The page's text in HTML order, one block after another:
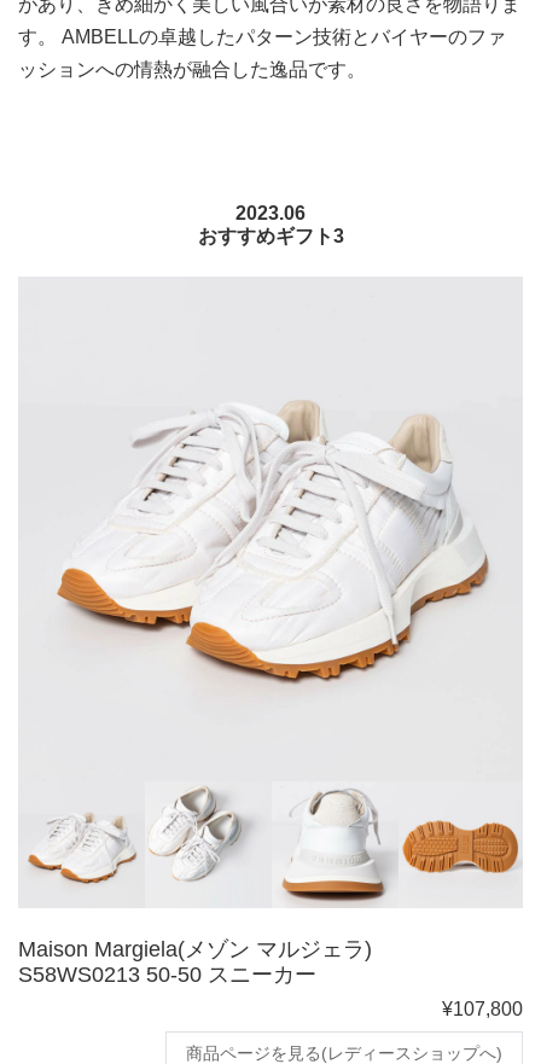
す。 AMBELLの卓越したパターン技術とバイヤーのファ
ッションへの情熱が融合した逸品です。
2023.06
おすすめギフト3
Maison Margiela(メゾン マルジェラ)
S58WS0213 50-50 スニーカー
¥107,800
商品ページを見る(レディースショップへ)